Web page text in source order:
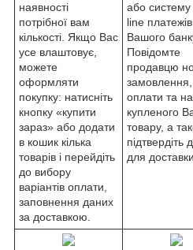
наявності
потрібної вам
кількості. Якщо Вас
усе влаштовує,
можете
оформляти
покупку: натисніть
кнопку «купити
зараз» або додати
в кошик кілька
товарів і перейдіть
до вибору
варіантів оплати,
заповнення даних
за доставкою.
або систему
line платежів
Вашого
Повідомте
продавцю
оплати та
купленого
товару, а
підтвердіть
для доставки.